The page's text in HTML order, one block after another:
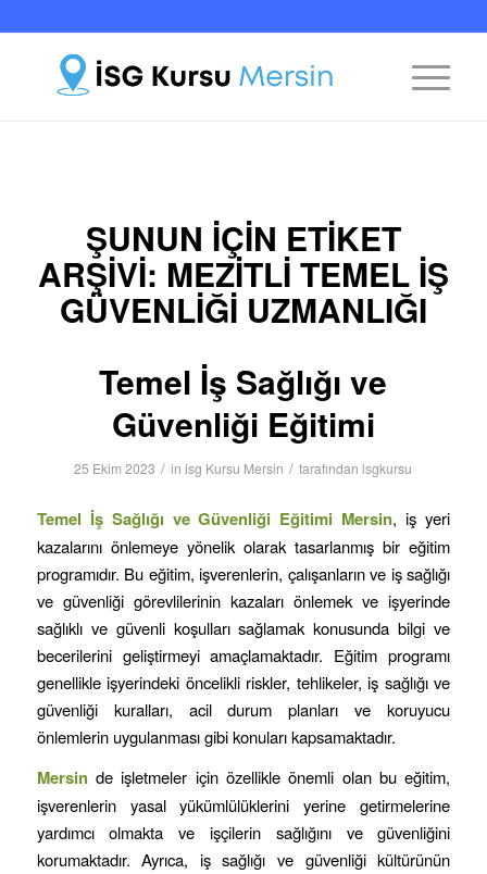
ŞUNUN IÇIN ETIKET
ARŞIVI: MEZITLI TEMEL İŞ
GÜVENLIĞI UZMANLIĞI
Temel İş Sağlığı ve
Güvenliği Eğitimi
25 Ekim 2023 / inisg Kursu Mersin / tarafındanisgkursu
Temel İş Sağlığı ve Güvenliği Eğitimi Mersin, iş yeri
kazalarını önlemeye yönelik olarak tasarlanmış bir eğitim
programıdır. Bu eğitim, işverenlerin, çalışanların ve iş sağlığı
ve güvenliği görevlilerinin kazaları önlemek ve işyerinde
sağlıklı ve güvenli koşulları sağlamak konusunda bilgi ve
becerilerini geliştirmeyi amaçlamaktadır. Eğitim programı
genellikle işyerindeki öncelikli riskler, tehlikeler, iş sağlığı ve
güvenliği kuralları, acil durum planları ve koruyucu
önlemlerin uygulanması gibi konuları kapsamaktadır.
Mersin de işletmeler için özellikle önemli olan bu eğitim,
işverenlerin yasal yükümlülüklerini yerine getirmelerine
yardımcı olmakta ve işçilerin sağlığını ve güvenliğini
korumaktadır. Ayrıca, iş sağlığı ve güvenliği kültürünün